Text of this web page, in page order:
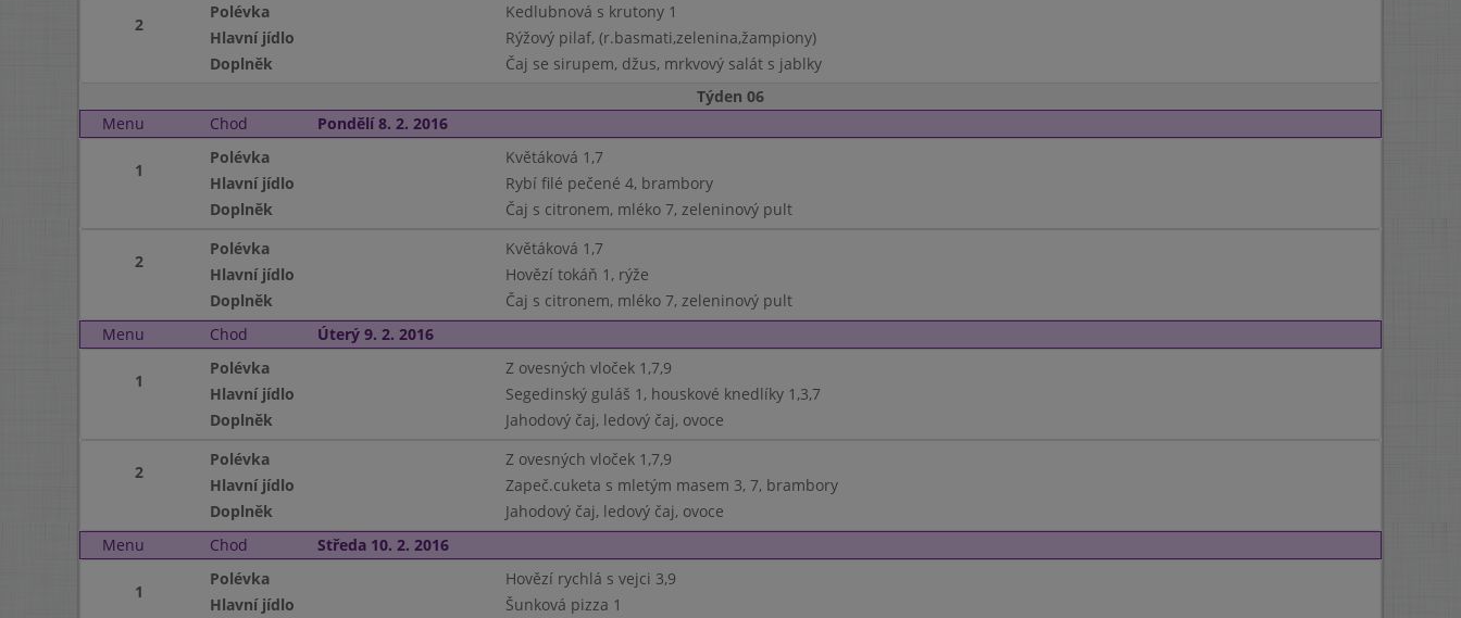
2
Polévka
Kedlubnová s krutony 1
Hlavní jídlo
Rýžový pilaf, (r.basmati,zelenina,žampiony)
Doplněk
Čaj se sirupem, džus, mrkvový salát s jablky
Týden 06
Menu
Chod Pondělí 8. 2. 2016
1
Polévka
Květáková 1,7
Hlavní jídlo
Rybí filé pečené 4, brambory
Doplněk
Čaj s citronem, mléko 7, zeleninový pult
2
Polévka
Květáková 1,7
Hlavní jídlo
Hovězí tokáň 1, rýže
Doplněk
Čaj s citronem, mléko 7, zeleninový pult
Menu
Chod Úterý 9. 2. 2016
1
Polévka
Z ovesných vloček 1,7,9
Hlavní jídlo
Segedinský guláš 1, houskové knedlíky 1,3,7
Doplněk
Jahodový čaj, ledový čaj, ovoce
2
Polévka
Z ovesných vloček 1,7,9
Hlavní jídlo
Zapeč.cuketa s mletým masem 3, 7, brambory
Doplněk
Jahodový čaj, ledový čaj, ovoce
Menu
Chod Středa 10. 2. 2016
1
Polévka
Hovězí rychlá s vejci 3,9
Hlavní jídlo
Šunková pizza 1